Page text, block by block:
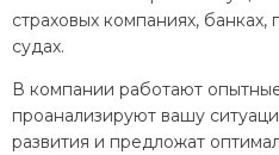
страховых компаниях, банках,
судах.
В компании работают
проанализируют вашу
развития и предложат